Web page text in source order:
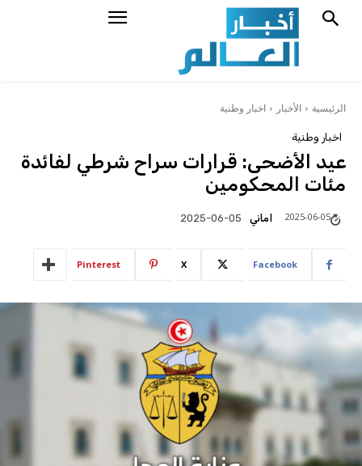
الرئيسية الأخبار اخبار وطنية
اخبار وطنية
عيد الأضحى: قرارات سراح شرطي لفائدة
مئات المحكومين
اماني 2025-06-05 2025-06-05
Facebook
X
Pinterest